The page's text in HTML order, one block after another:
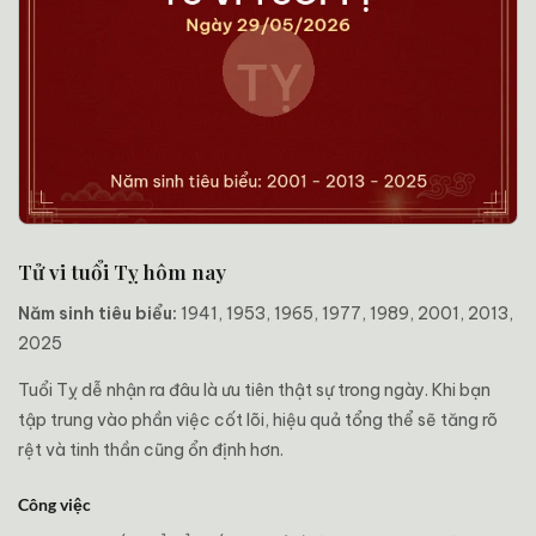
Tử vi tuổi Tỵ hôm nay
Năm sinh tiêu biểu: 1941, 1953, 1965, 1977, 1989, 2001, 2013,
2025
Tuổi Tỵ dễ nhận ra đâu là ưu tiên thật sự trong ngày. Khi bạn
tập trung vào phần việc cốt lõi, hiệu quả tổng thể sẽ tăng rõ
rệt và tinh thần cũng ổn định hơn.
Công việc